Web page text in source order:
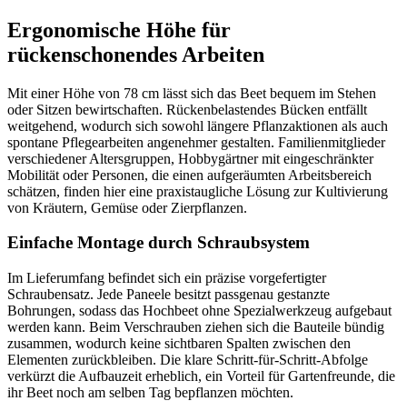
Ergonomische Höhe für
rückenschonendes Arbeiten
Mit einer Höhe von 78 cm lässt sich das Beet bequem im Stehen
oder Sitzen bewirtschaften. Rückenbelastendes Bücken entfällt
weitgehend, wodurch sich sowohl längere Pflanzaktionen als auch
spontane Pflegearbeiten angenehmer gestalten. Familienmitglieder
verschiedener Altersgruppen, Hobbygärtner mit eingeschränkter
Mobilität oder Personen, die einen aufgeräumten Arbeitsbereich
schätzen, finden hier eine praxistaugliche Lösung zur Kultivierung
von Kräutern, Gemüse oder Zierpflanzen.
Einfache Montage durch Schraubsystem
Im Lieferumfang befindet sich ein präzise vorgefertigter
Schraubensatz. Jede Paneele besitzt passgenau gestanzte
Bohrungen, sodass das Hochbeet ohne Spezialwerkzeug aufgebaut
werden kann. Beim Verschrauben ziehen sich die Bauteile bündig
zusammen, wodurch keine sichtbaren Spalten zwischen den
Elementen zurückbleiben. Die klare Schritt-für-Schritt-Abfolge
verkürzt die Aufbauzeit erheblich, ein Vorteil für Gartenfreunde, die
ihr Beet noch am selben Tag bepflanzen möchten.